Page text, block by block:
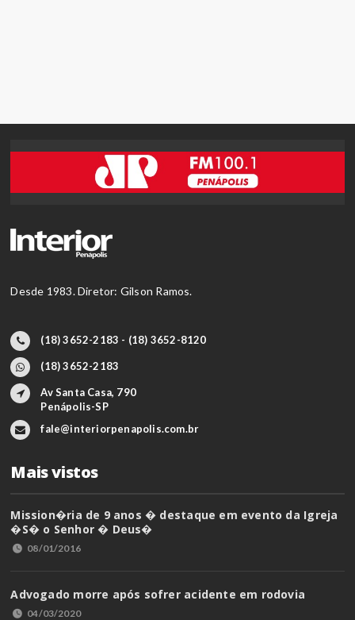
Desde 1983. Diretor: Gilson Ramos.
(18) 3652-2183 - (18) 3652-8120
(18) 3652-2183
Av Santa Casa, 790
Penápolis-SP
fale@interiorpenapolis.com.br
Mais vistos
Mission�ria de 9 anos � destaque em evento da Igreja
�S� o Senhor � Deus�
08/01/2016
Advogado morre após sofrer acidente em rodovia
04/03/2020